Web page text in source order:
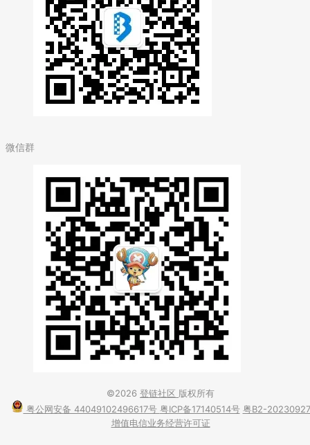
微信群
©2026 登链社区 版权所有
粤公网安备 44049102496617号 粤ICP备17140514号 粤B2-20230927
增值电信业务经营许可证